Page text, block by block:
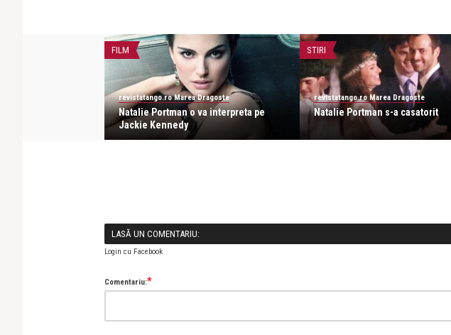
FILM
revistatango.ro Marea Dragoste
Natalie Portman o va interpreta pe
Jackie Kennedy
STIRI
revistatango.ro Marea Dragoste
Natalie Portman s-a casatorit
LASĂ UN COMENTARIU:
Login cu Facebook
Comentariu:*